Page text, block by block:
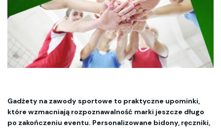
Gadżety na zawody sportowe to praktyczne upominki,
które wzmacniają rozpoznawalność marki jeszcze długo
po zakończeniu eventu. Personalizowane bidony, ręczniki,